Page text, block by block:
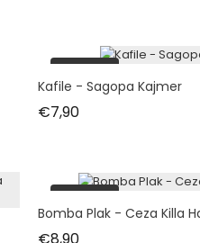
tükendi
Kafile - Sagopa Kajmer
€7,90Fiyat
tükendi
Bomba Plak - Ceza Killa
€8,90Fiyat